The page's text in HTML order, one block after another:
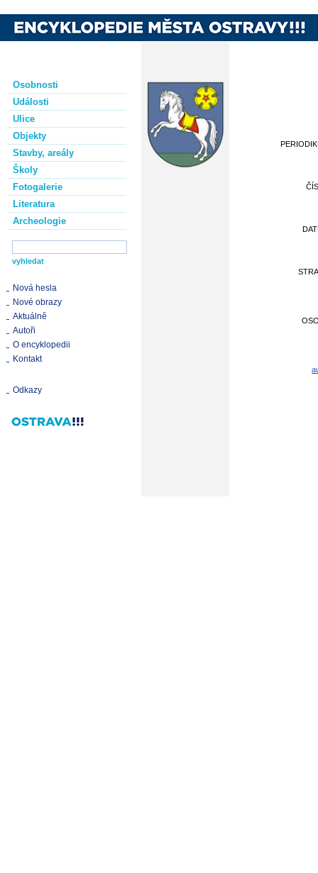
Osobnosti
Události
Ulice
Objekty
Stavby, areály
Školy
Fotogalerie
Literatura
Archeologie
Nová hesla
Nové obrazy
Aktuálně
Autoři
O encyklopedii
Kontakt
Odkazy